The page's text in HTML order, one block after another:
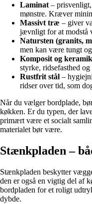
Laminat– prisvenligt,
mønstre. Kræver
Massivt træ – giver
jævnligt for at modstå
Natursten (granits,
men kan være tungt
Komposit og keramik
styrke, ridsefasthed
Rustfrit stål –
ridser over tid, som
Når du vælger bordplade,
køkken. Er du typen, der
primært være et socialt
materialet bør være.
Stænkpladen –
Stænkpladen beskytter
den er også en vigtig del af
bordpladen for et roligt
dybde.